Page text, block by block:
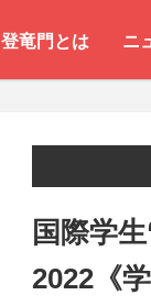
登竜門とは ニ
国際学
2022《